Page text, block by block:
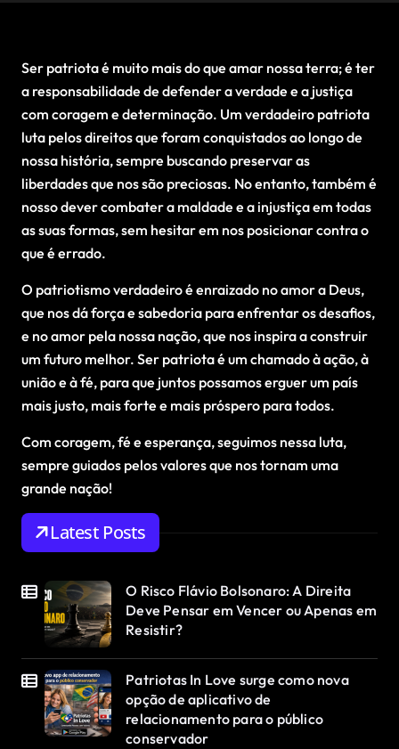
Ser patriota é muito mais do que amar nossa terra; é ter
a responsabilidade de defender a verdade e a justiça
com coragem e determinação. Um verdadeiro patriota
luta pelos direitos que foram conquistados ao longo de
nossa história, sempre buscando preservar as
liberdades que nos são preciosas. No entanto, também é
nosso dever combater a maldade e a injustiça em todas
as suas formas, sem hesitar em nos posicionar contra o
que é errado.
O patriotismo verdadeiro é enraizado no amor a Deus,
que nos dá força e sabedoria para enfrentar os desafios,
e no amor pela nossa nação, que nos inspira a construir
um futuro melhor. Ser patriota é um chamado à ação, à
união e à fé, para que juntos possamos erguer um país
mais justo, mais forte e mais próspero para todos.
Com coragem, fé e esperança, seguimos nessa luta,
sempre guiados pelos valores que nos tornam uma
grande nação!
Latest Posts
O Risco Flávio Bolsonaro: A Direita
Deve Pensar em Vencer ou Apenas em
Resistir?
Patriotas In Love surge como nova
opção de aplicativo de
relacionamento para o público
conservador